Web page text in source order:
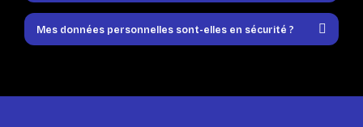
Mes données personnelles sont-elles en sécurité ?